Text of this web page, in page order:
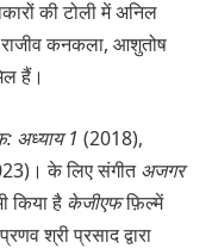
की टोली में अनिल
कनकला, आशुतोष
हैं।
अध्याय 1 (2018),
के लिए संगीतअजगर
किया है केजीएफफ़िल्में
श्री प्रसाद द्वारा